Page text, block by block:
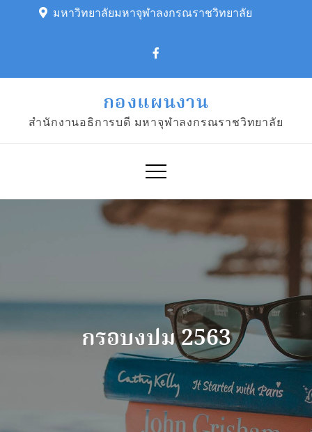
มหาวิทยาลัยมหาจุฬาลงกรณราชวิทยาลัย
กองแผนงาน
สำนักงานอธิการบดี มหาจุฬาลงกรณราชวิทยาลัย
กรอบงปม 2563